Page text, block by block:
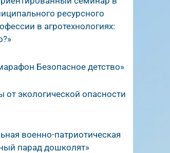
ресурсного
в агротехнологиях:
Безопасное детство»
экологической опасности
военно-патриотическая
парад дошколят»